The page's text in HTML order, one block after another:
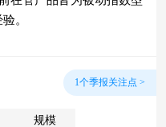
。
1个季报关注点 >
规模